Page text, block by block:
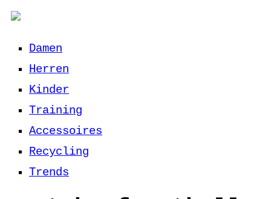
Damen
Herren
Kinder
Training
Accessoires
Recycling
Trends